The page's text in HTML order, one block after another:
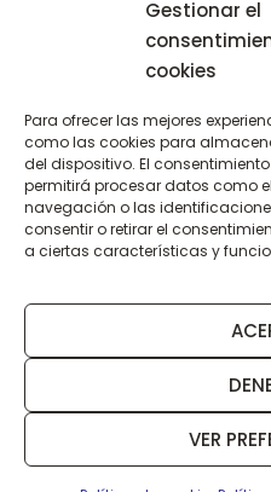
Gestionar el
cookies
Para ofrecer las mejores
como las cookies para
del dispositivo. El
permitirá procesar datos como
navegación o las
consentir o retirar el
a ciertas características y
VER
CANAL
TRABAJA
© 2025 GRUPO